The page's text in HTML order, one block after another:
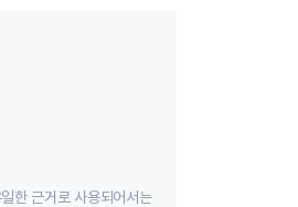
한 근거로 사용되어서는